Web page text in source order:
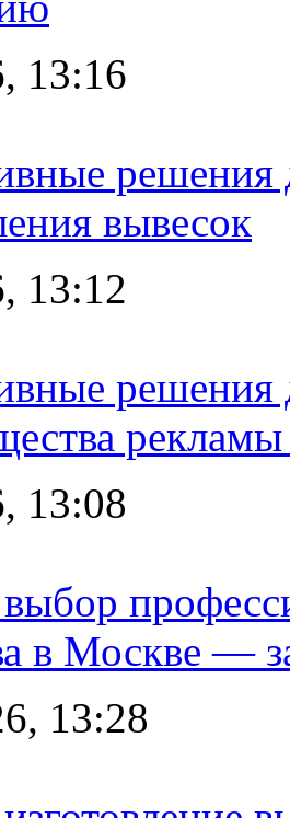
13:16
решения
вывесок
13:12
решения
рекламы
13:08
в Москве —
13:28